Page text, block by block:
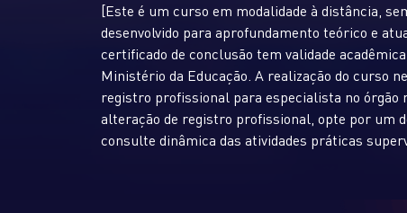
[Este é um curso em modalidade à distância,
desenvolvido para aprofundamento teórico e
certificado de conclusão tem validade
Ministério da Educação. A realização do curso
registro profissional para especialista no órgão
alteração de registro profissional, opte por um
consulte dinâmica das atividades práticas